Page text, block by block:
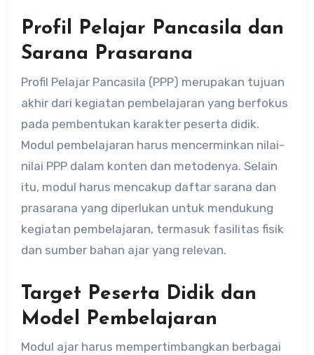
Profil Pelajar Pancasila dan
Sarana Prasarana
Profil Pelajar Pancasila (PPP) merupakan tujuan
akhir dari kegiatan pembelajaran yang berfokus
pada pembentukan karakter peserta didik.
Modul pembelajaran harus mencerminkan nilai-
nilai PPP dalam konten dan metodenya. Selain
itu, modul harus mencakup daftar sarana dan
prasarana yang diperlukan untuk mendukung
kegiatan pembelajaran, termasuk fasilitas fisik
dan sumber bahan ajar yang relevan.
Target Peserta Didik dan
Model Pembelajaran
Modul ajar harus mempertimbangkan berbagai